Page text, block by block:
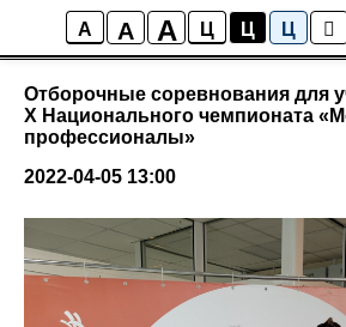
A A A Ц Ц Ц
Новости
Отборочные соревнования для
X Национального чемпионата
профессионалы»
2022-04-05 13:00